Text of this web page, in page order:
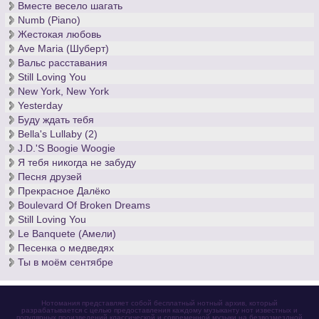
Вместе весело шагать
Numb (Piano)
Жестокая любовь
Ave Maria (Шуберт)
Вальс расставания
Still Loving You
New York, New York
Yesterday
Буду ждать тебя
Bella's Lullaby (2)
J.D.'S Boogie Woogie
Я тебя никогда не забуду
Песня друзей
Прекрасное Далёко
Boulevard Of Broken Dreams
Still Loving You
Le Banquete (Амели)
Песенка о медведях
Ты в моём сентябре
Нотомания представляет собой бесплатный нотный архив, который
разрабатывается с целью предоставления каждому музыканту нот известных и
популярных произведений классической и современной музыки на безвозмездной